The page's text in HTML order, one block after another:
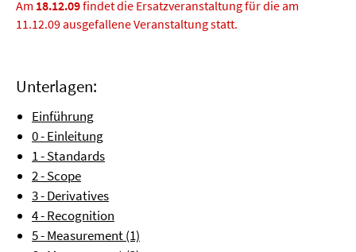
Am 18.12.09findet die Ersatzveranstaltung für die am
11.12.09 ausgefallene Veranstaltung statt.
Unterlagen:
Einführung
0 - Einleitung
1 - Standards
2 - Scope
3 - Derivatives
4 - Recognition
5 - Measurement (1)